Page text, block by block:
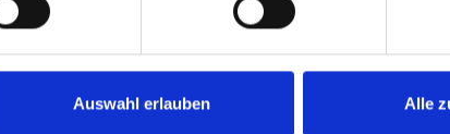
Auswahl erlauben Alle
Daten zu Ihrem Objekt in das Formular ein.
Sie zügig und besprechen mit Ihnen Ihr Projekt.